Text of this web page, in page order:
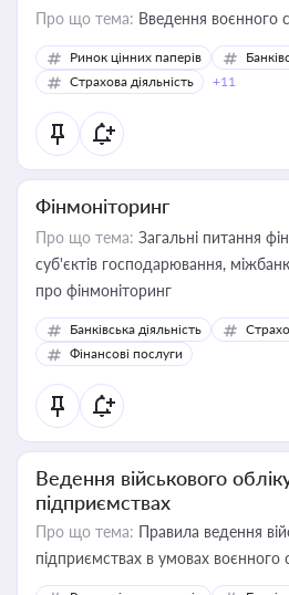
Про що тема: Введення воєнного
Ринок цінних паперів
Страхова діяльність
+11
Фінмоніторинг
Про що тема: Загальні питання
суб'єктів господарювання,
про фінмоніторинг
Банківська діяльність
Фінансові послуги
Ведення військового
підприємствах
Про що тема: Правила ведення
підприємствах в умовах воєнного